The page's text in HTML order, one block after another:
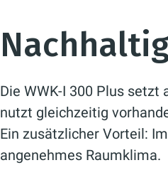
Die WWK-I 300 Plus
nutzt gleichzeitig
Ein zusätzlicher Vorteil:
angenehmes Raumklima.